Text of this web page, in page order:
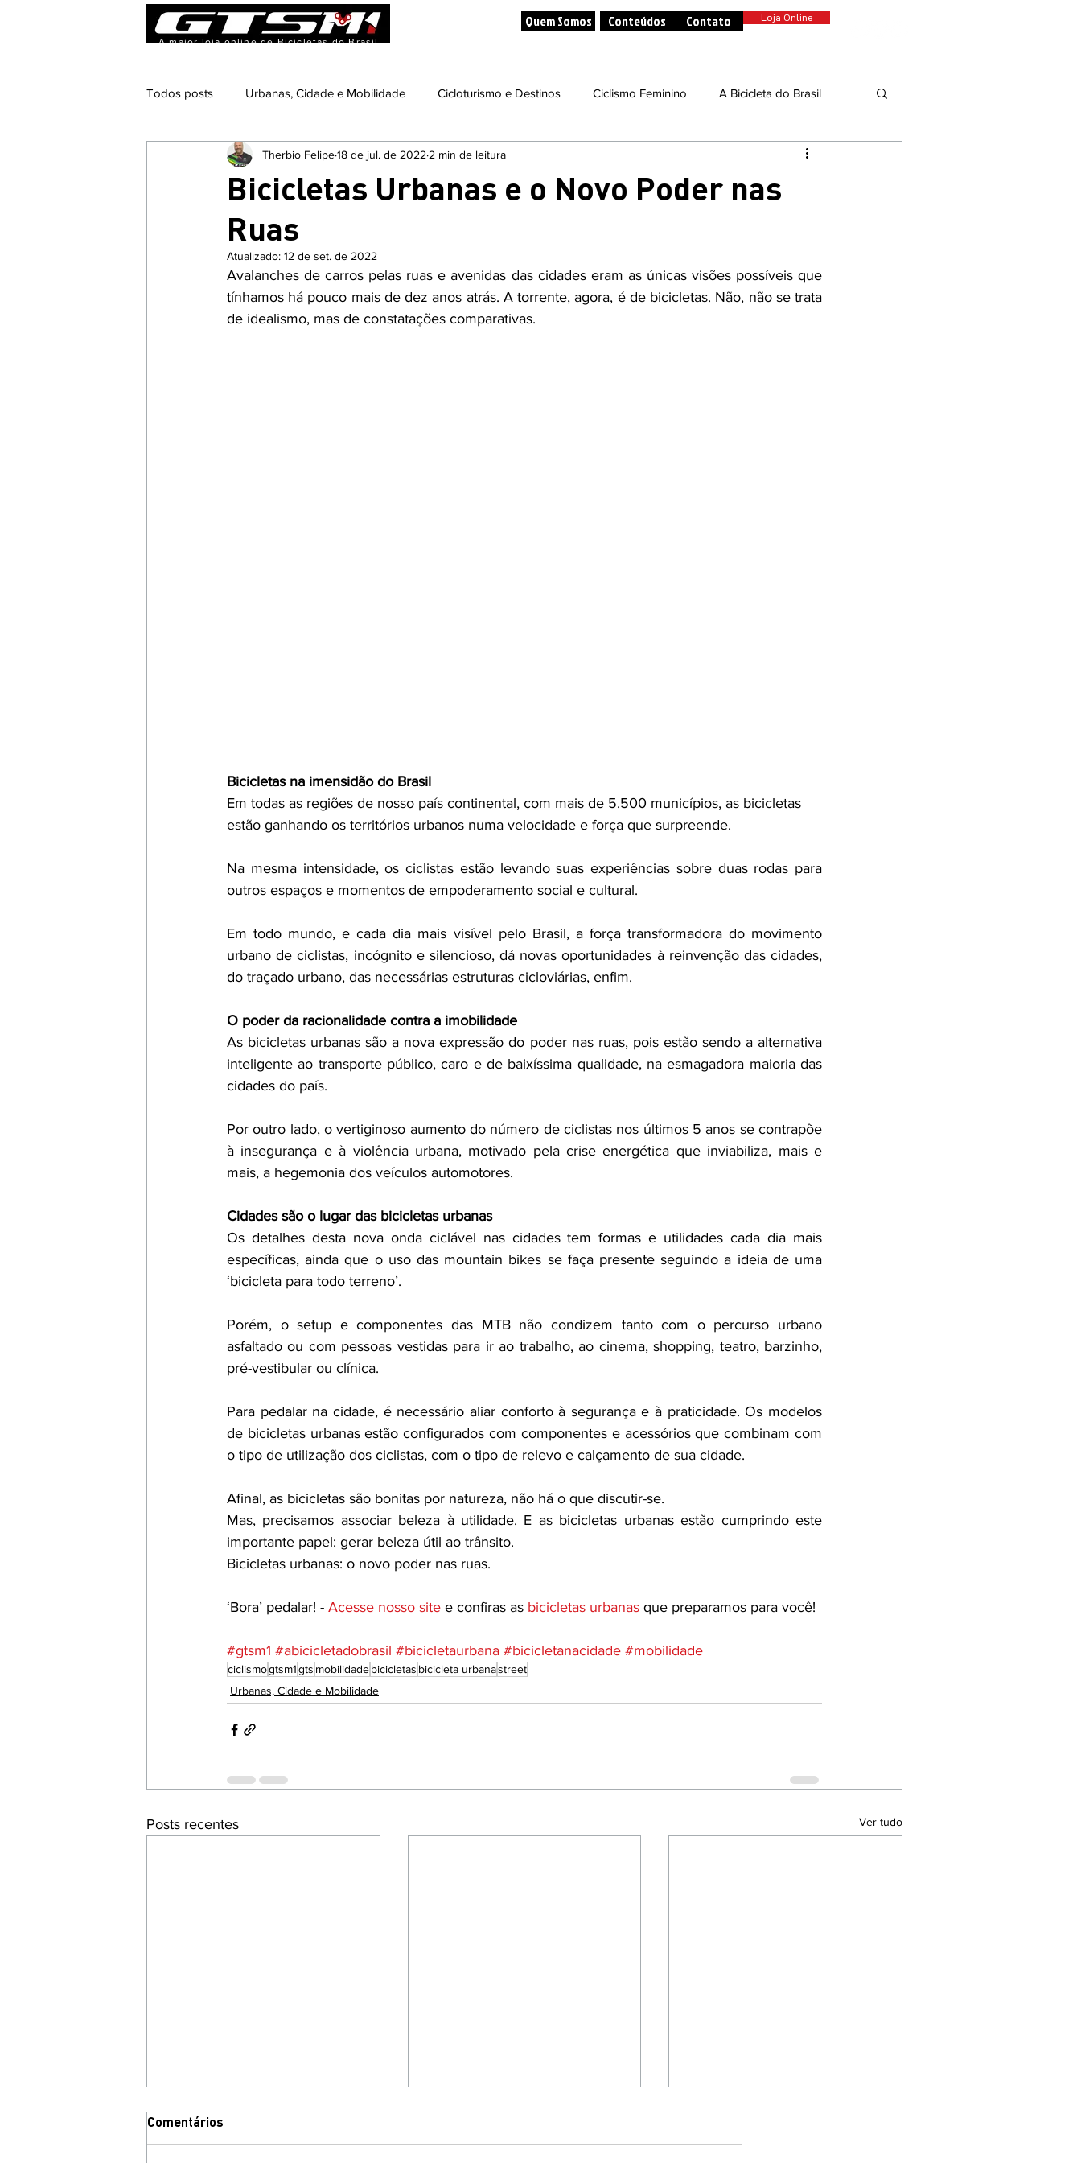
A maior loja online de Bicicletas do Brasil
Quem Somos Conteúdos Contato Loja Online
Todos posts Urbanas, Cidade e Mobilidade Cicloturismo e Destinos Ciclismo Feminino A Bicicleta do Brasil
Bicicleta e Nutrição Pedalacidade Bicicletas, Saúde e Bem-Estar
Bicicleta e Gastronomia
Bicicletas Urbanas e o Novo Poder nas
Ruas
Therbio Felipe18 de jul. de 2022 2 min de leitura
Atualizado: 12 de set. de 2022
Avalanches de carros pelas ruas e avenidas das cidades eram as únicas visões possíveis que
tínhamos há pouco mais de dez anos atrás. A torrente, agora, é de bicicletas. Não, não se trata
de idealismo, mas de constatações comparativas.
Bicicletas na imensidão do Brasil
Em todas as regiões de nosso país continental, com mais de 5.500 municípios, as bicicletas
estão ganhando os territórios urbanos numa velocidade e força que surpreende.
Na mesma intensidade, os ciclistas estão levando suas experiências sobre duas rodas para
outros espaços e momentos de empoderamento social e cultural.
Em todo mundo, e cada dia mais visível pelo Brasil, a força transformadora do movimento
urbano de ciclistas, incógnito e silencioso, dá novas oportunidades à reinvenção das cidades,
do traçado urbano, das necessárias estruturas cicloviárias, enfim.
O poder da racionalidade contra a imobilidade
As bicicletas urbanas são a nova expressão do poder nas ruas, pois estão sendo a alternativa
inteligente ao transporte público, caro e de baixíssima qualidade, na esmagadora maioria das
cidades do país.
Por outro lado, o vertiginoso aumento do número de ciclistas nos últimos 5 anos se contrapõe
à insegurança e à violência urbana, motivado pela crise energética que inviabiliza, mais e
mais, a hegemonia dos veículos automotores.
Cidades são o lugar das bicicletas urbanas
Os detalhes desta nova onda ciclável nas cidades tem formas e utilidades cada dia mais
específicas, ainda que o uso das mountain bikes se faça presente seguindo a ideia de uma
‘bicicleta para todo terreno’.
Porém, o setup e componentes das MTB não condizem tanto com o percurso urbano
asfaltado ou com pessoas vestidas para ir ao trabalho, ao cinema, shopping, teatro, barzinho,
pré-vestibular ou clínica.
Para pedalar na cidade, é necessário aliar conforto à segurança e à praticidade. Os modelos
de bicicletas urbanas estão configurados com componentes e acessórios que combinam com
o tipo de utilização dos ciclistas, com o tipo de relevo e calçamento de sua cidade.
Afinal, as bicicletas são bonitas por natureza, não há o que discutir-se.
Mas, precisamos associar beleza à utilidade. E as bicicletas urbanas estão cumprindo este
importante papel: gerar beleza útil ao trânsito.
Bicicletas urbanas: o novo poder nas ruas.
‘Bora’ pedalar! - Acesse nosso site e confiras as bicicletas urbanas que preparamos para você!
#gtsm1 #abicicletadobrasil #bicicletaurbana #bicicletanacidade #mobilidade
ciclismogtsm1gts mobilidadebicicletas bicicleta urbanastreet
Urbanas, Cidade e Mobilidade
Posts recentes Ver tudo
Comentários